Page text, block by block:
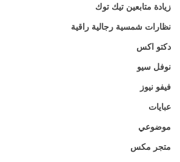
زيادة متابعين تيك توك
نظارات شمسية رجالية راقية
دكتو اكس
نوفل سيو
فيفو نيوز
عبايات
موضوعي
متجر مكس